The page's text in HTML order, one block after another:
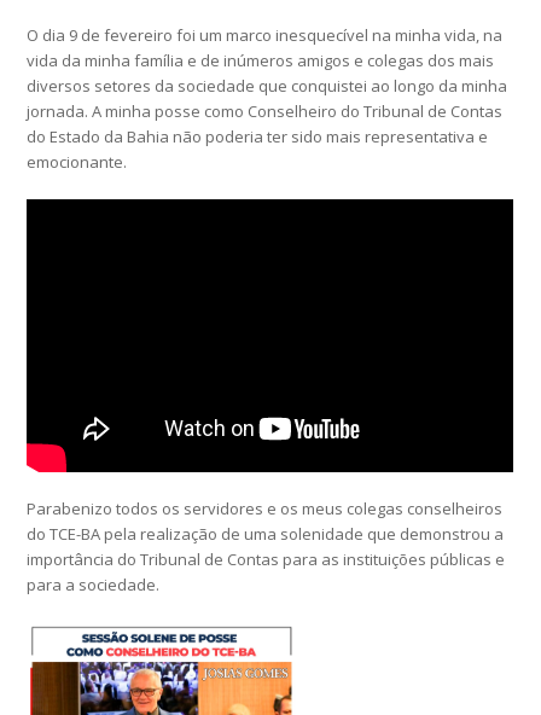
O dia 9 de fevereiro foi um marco inesquecível na minha vida, na
vida da minha família e de inúmeros amigos e colegas dos mais
diversos setores da sociedade que conquistei ao longo da minha
jornada. A minha posse como Conselheiro do Tribunal de Contas
do Estado da Bahia não poderia ter sido mais representativa e
emocionante.
Parabenizo todos os servidores e os meus colegas conselheiros
do TCE-BA pela realização de uma solenidade que demonstrou a
importância do Tribunal de Contas para as instituições públicas e
para a sociedade.